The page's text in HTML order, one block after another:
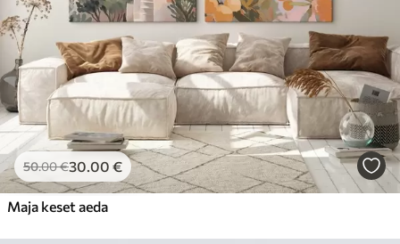
50.00€30.00 €
Maja keset aeda